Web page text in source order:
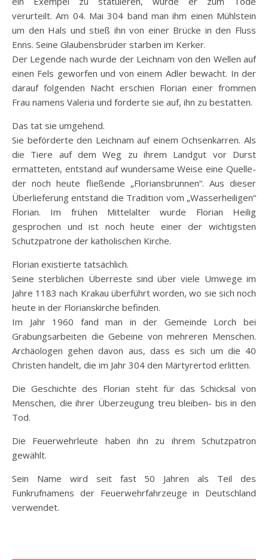
verurteilt. Am 04. Mai 304 band man ihm einen Mühlstein
um den Hals und stieß ihn von einer Brücke in den Fluss
Enns. Seine Glaubensbrüder starben im Kerker.
Der Legende nach wurde der Leichnam von den Wellen auf
einen Fels geworfen und von einem Adler bewacht. In der
darauf folgenden Nacht erschien Florian einer frommen
Frau namens Valeria und forderte sie auf, ihn zu bestatten.
Das tat sie umgehend.
Sie beförderte den Leichnam auf einem Ochsenkarren. Als
die Tiere auf dem Weg zu ihrem Landgut vor Durst
ermatteten, entstand auf wundersame Weise eine Quelle-
der noch heute fließende „Floriansbrunnen“. Aus dieser
Überlieferung entstand die Tradition vom „Wasserheiligen“
Florian. Im frühen Mittelalter wurde Florian Heilig
gesprochen und ist noch heute einer der wichtigsten
Schutzpatrone der katholischen Kirche.
Florian existierte tatsächlich.
Seine sterblichen Überreste sind über viele Umwege im
Jahre 1183 nach Krakau überführt worden, wo sie sich noch
heute in der Florianskirche befinden.
Im Jahr 1960 fand man in der Gemeinde Lorch bei
Grabungsarbeiten die Gebeine von mehreren Menschen.
Archäologen gehen davon aus, dass es sich um die 40
Christen handelt, die im Jahr 304 den Märtyrertod erlitten.
Die Geschichte des Florian steht für das Schicksal von
Menschen, die ihrer Überzeugung treu bleiben- bis in den
Tod.
Die Feuerwehrleute haben ihn zu ihrem Schutzpatron
gewählt.
Sein Name wird seit fast 50 Jahren als Teil des
Funkrufnamens der Feuerwehrfahrzeuge in Deutschland
verwendet.